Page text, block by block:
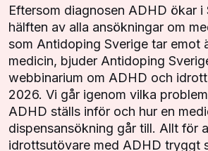
Eftersom diagnosen ADHD ökar i
hälften av alla ansökningar om
som Antidoping Sverige tar emot
medicin, bjuder Antidoping
webbinarium om ADHD och
2026. Vi går igenom vilka
ADHD ställs inför och hur en
dispensansökning går till. Allt för
idrottsutövare med ADHD tryggt